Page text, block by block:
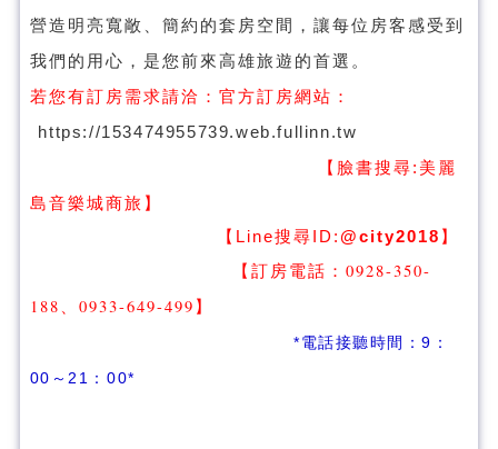
營造明亮寬敞、簡約的套房空間，讓每位房客感受到
我們的用心，是您前來高雄旅遊的首選。
若您有訂房需求請洽： 官方訂房網站：
https://153474955739.web.fullinn.tw
【臉書搜尋: 美麗
島音樂城商旅 】
【Line搜尋ID:@city2018 】
【訂房電話：0928-350-
188、0933-649-499 】
*電話接聽時間：9：
00～21：00*